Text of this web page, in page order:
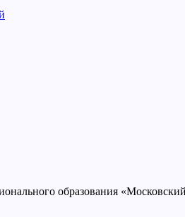
образования